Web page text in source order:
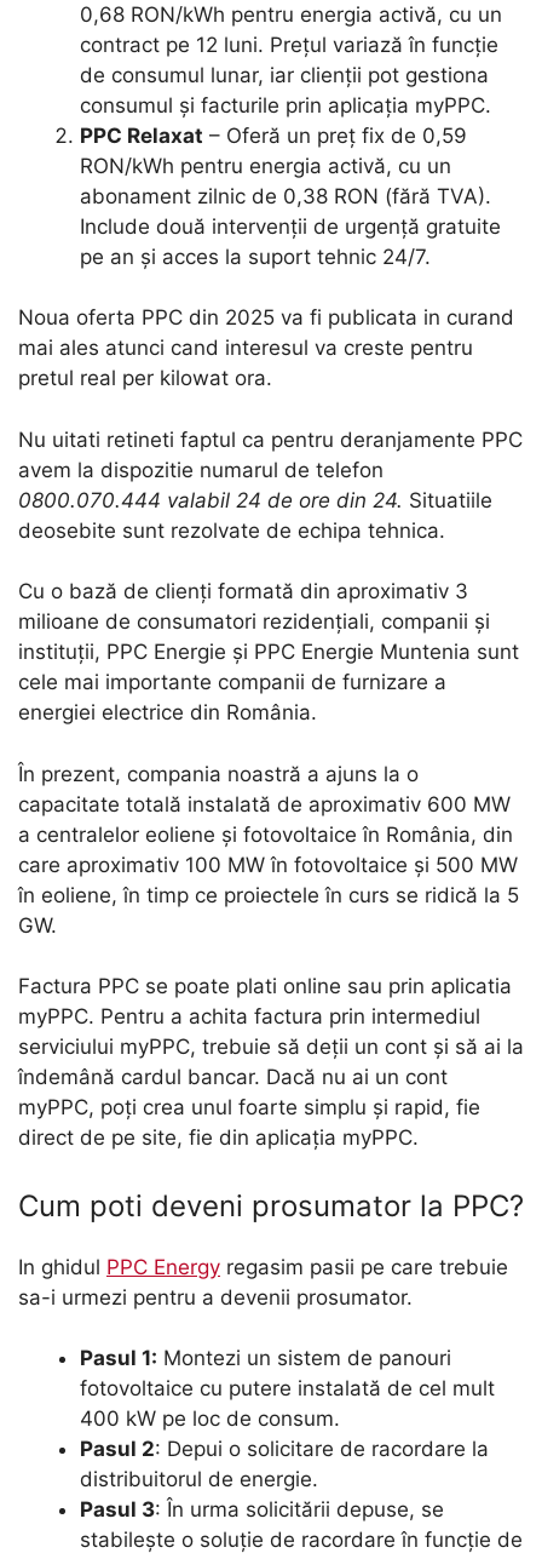
0,68 RON/kWh pentru energia activă, cu un
contract pe 12 luni. Prețul variază în funcție
de consumul lunar, iar clienții pot gestiona
consumul și facturile prin aplicația myPPC.
PPC Relaxat – Oferă un preț fix de 0,59
RON/kWh pentru energia activă, cu un
abonament zilnic de 0,38 RON (fără TVA).
Include două intervenții de urgență gratuite
pe an și acces la suport tehnic 24/7.
Noua oferta PPC din 2025 va fi publicata in curand
mai ales atunci cand interesul va creste pentru
pretul real per kilowat ora.
Nu uitati retineti faptul ca pentru deranjamente PPC
avem la dispozitie numarul de telefon
0800.070.444 valabil 24 de ore din 24. Situatiile
deosebite sunt rezolvate de echipa tehnica.
Cu o bază de clienți formată din aproximativ 3
milioane de consumatori rezidențiali, companii și
instituții, PPC Energie și PPC Energie Muntenia sunt
cele mai importante companii de furnizare a
energiei electrice din România.
În prezent, compania noastră a ajuns la o
capacitate totală instalată de aproximativ 600 MW
a centralelor eoliene și fotovoltaice în România, din
care aproximativ 100 MW în fotovoltaice și 500 MW
în eoliene, în timp ce proiectele în curs se ridică la 5
GW.
Factura PPC se poate plati online sau prin aplicatia
myPPC. Pentru a achita factura prin intermediul
serviciului myPPC, trebuie să deții un cont și să ai la
îndemână cardul bancar. Dacă nu ai un cont
myPPC, poți crea unul foarte simplu și rapid, fie
direct de pe site, fie din aplicația myPPC.
Cum poti deveni prosumator la PPC?
In ghidul PPC Energy regasim pasii pe care trebuie
sa-i urmezi pentru a devenii prosumator.
Pasul 1: Montezi un sistem de panouri
fotovoltaice cu putere instalată de cel mult
400 kW pe loc de consum.
Pasul 2: Depui o solicitare de racordare la
distribuitorul de energie.
Pasul 3: În urma solicitării depuse, se
stabilește o soluție de racordare în funcție de